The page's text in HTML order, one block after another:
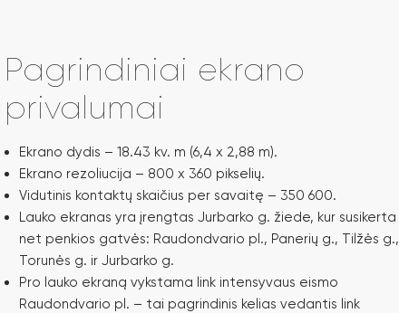
Pagrindiniai ekrano
privalumai
Ekrano dydis – 18.43 kv. m (6,4 x 2,88 m).
Ekrano rezoliucija – 800 x 360 pikselių.
Vidutinis kontaktų skaičius per savaitę – 350 600.
Lauko ekranas yra įrengtas Jurbarko g. žiede, kur susikerta
net penkios gatvės: Raudondvario pl., Panerių g., Tilžės g.,
Torunės g. ir Jurbarko g.
Pro lauko ekraną vykstama link intensyvaus eismo
Raudondvario pl. – tai pagrindinis kelias vedantis link